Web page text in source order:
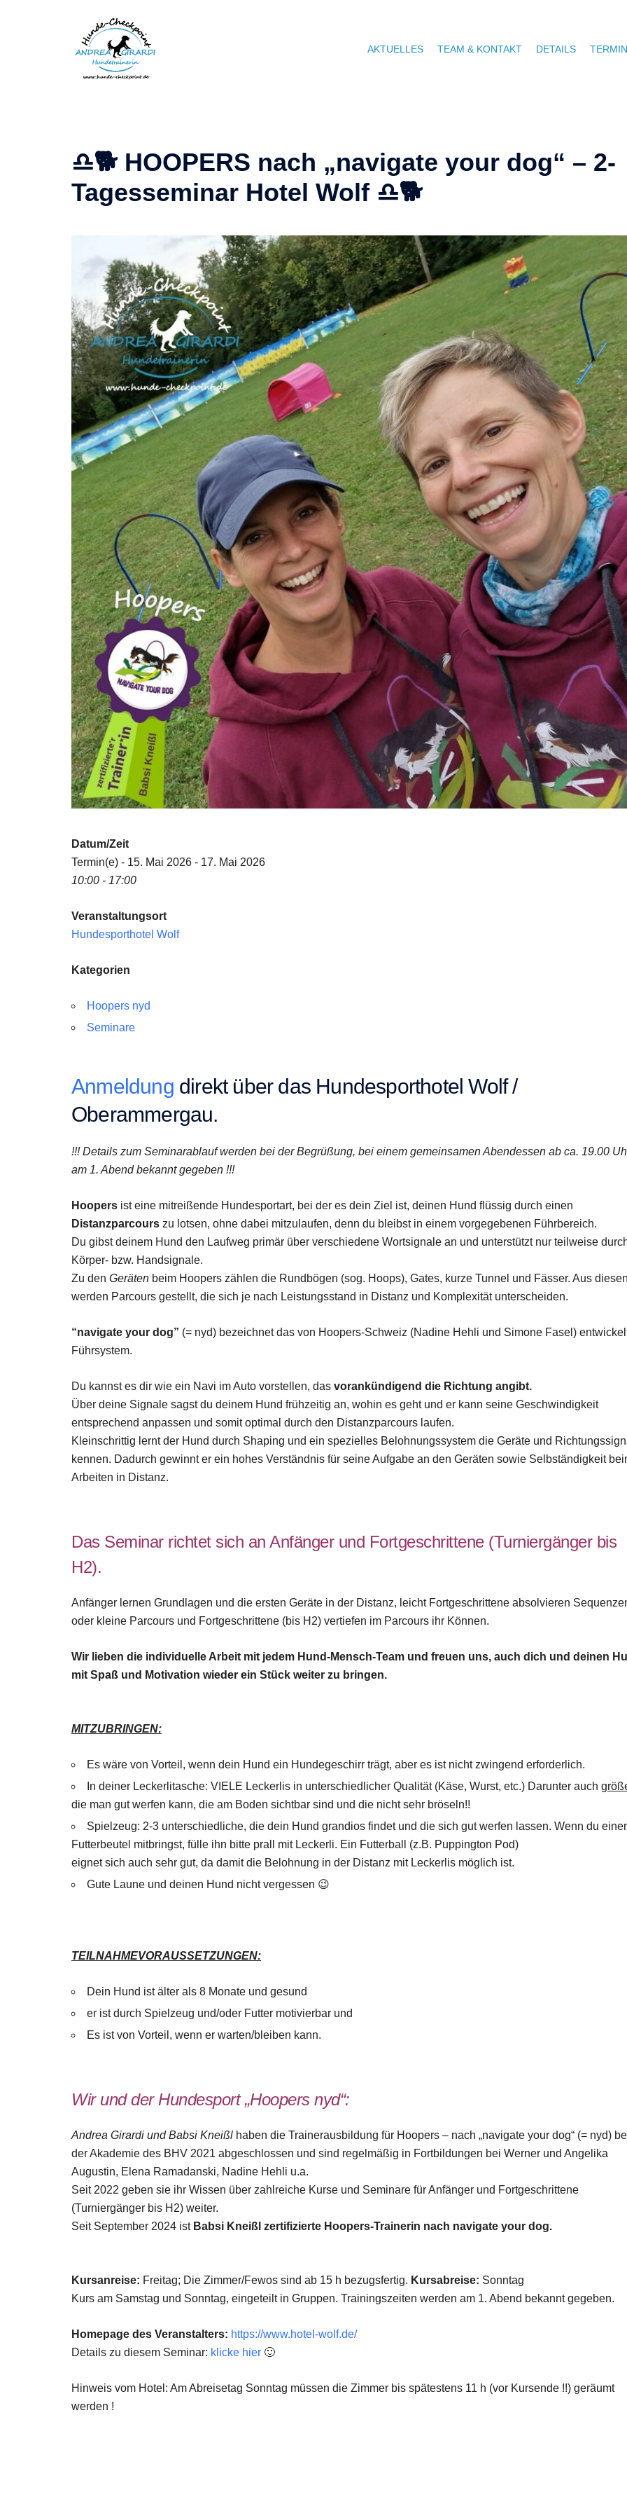
AKTUELLES TEAM & KONTAKT DETAILS
♎🐕 HOOPERS nach „navigate your dog“ – 2-
Tagesseminar Hotel Wolf ♎🐕
Datum/Zeit
Termin(e) - 15. Mai 2026 - 17. Mai 2026
10:00 - 17:00
Veranstaltungsort
Hundesporthotel Wolf
Kategorien
Hoopers nyd
Seminare
Anmeldung direkt über das Hundesporthotel Wolf /
Oberammergau.
!!! Details zum Seminarablauf werden bei der Begrüßung, bei einem gemeinsamen Abendessen ab ca. 19.00
am 1. Abend bekannt gegeben !!!
Hoopers ist eine mitreißende Hundesportart, bei der es dein Ziel ist, deinen Hund flüssig durch einen
Distanzparcours zu lotsen, ohne dabei mitzulaufen, denn du bleibst in einem vorgegebenen Führbereich.
Du gibst deinem Hund den Laufweg primär über verschiedene Wortsignale an und unterstützt nur teilweise
Körper- bzw. Handsignale.
Zu den Geräten beim Hoopers zählen die Rundbögen (sog. Hoops), Gates, kurze Tunnel und Fässer. Aus
werden Parcours gestellt, die sich je nach Leistungsstand in Distanz und Komplexität unterscheiden.
“navigate your dog” (= nyd) bezeichnet das von Hoopers-Schweiz (Nadine Hehli und Simone Fasel)
Führsystem.
Du kannst es dir wie ein Navi im Auto vorstellen, das vorankündigend die Richtung angibt.
Über deine Signale sagst du deinem Hund frühzeitig an, wohin es geht und er kann seine Geschwindigkeit
entsprechend anpassen und somit optimal durch den Distanzparcours laufen.
Kleinschrittig lernt der Hund durch Shaping und ein spezielles Belohnungssystem die Geräte und
kennen. Dadurch gewinnt er ein hohes Verständnis für seine Aufgabe an den Geräten sowie Selbständigkeit
Arbeiten in Distanz.
Das Seminar richtet sich an Anfänger und Fortgeschrittene (Turniergänger bis
H2).
Anfänger lernen Grundlagen und die ersten Geräte in der Distanz, leicht Fortgeschrittene absolvieren
oder kleine Parcours und Fortgeschrittene (bis H2) vertiefen im Parcours ihr Können.
Wir lieben die individuelle Arbeit mit jedem Hund-Mensch-Team und freuen uns, auch dich und deinen
mit Spaß und Motivation wieder ein Stück weiter zu bringen.
MITZUBRINGEN:
Es wäre von Vorteil, wenn dein Hund ein Hundegeschirr trägt, aber es ist nicht zwingend erforderlich.
In deiner Leckerlitasche: VIELE Leckerlis in unterschiedlicher Qualität (Käse, Wurst, etc.) Darunter auch
die man gut werfen kann, die am Boden sichtbar sind und die nicht sehr bröseln!!
Spielzeug: 2-3 unterschiedliche, die dein Hund grandios findet und die sich gut werfen lassen. Wenn du
Futterbeutel mitbringst, fülle ihn bitte prall mit Leckerli. Ein Futterball (z.B. Puppington Pod)
eignet sich auch sehr gut, da damit die Belohnung in der Distanz mit Leckerlis möglich ist.
Gute Laune und deinen Hund nicht vergessen 😉
TEILNAHMEVORAUSSETZUNGEN:
Dein Hund ist älter als 8 Monate und gesund
er ist durch Spielzeug und/oder Futter motivierbar und
Es ist von Vorteil, wenn er warten/bleiben kann.
Wir und der Hundesport „Hoopers nyd“:
Andrea Girardi und Babsi Kneißl haben die Trainerausbildung für Hoopers – nach „navigate your dog“ (= nyd)
der Akademie des BHV 2021 abgeschlossen und sind regelmäßig in Fortbildungen bei Werner und Angelika
Augustin, Elena Ramadanski, Nadine Hehli u.a.
Seit 2022 geben sie ihr Wissen über zahlreiche Kurse und Seminare für Anfänger und Fortgeschrittene
(Turniergänger bis H2) weiter.
Seit September 2024 ist Babsi Kneißl zertifizierte Hoopers-Trainerin nach navigate your dog.
Kursanreise: Freitag; Die Zimmer/Fewos sind ab 15 h bezugsfertig. Kursabreise: Sonntag
Kurs am Samstag und Sonntag, eingeteilt in Gruppen. Trainingszeiten werden am 1. Abend bekannt gegeben.
Homepage des Veranstalters: https://www.hotel-wolf.de/
Details zu diesem Seminar: klicke hier 🙂
Hinweis vom Hotel: Am Abreisetag Sonntag müssen die Zimmer bis spätestens 11 h (vor Kursende !!) geräumt
werden !